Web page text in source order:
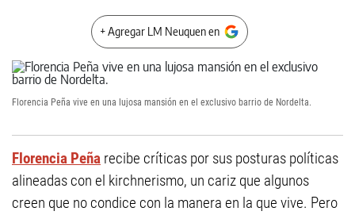
+ Agregar LM Neuquen en
Florencia Peña vive en una lujosa mansión en el exclusivo barrio de Nordelta.
Florencia Peña recibe críticas por sus posturas políticas
alineadas con el kirchnerismo, un cariz que algunos
creen que no condice con la manera en la que vive. Pero